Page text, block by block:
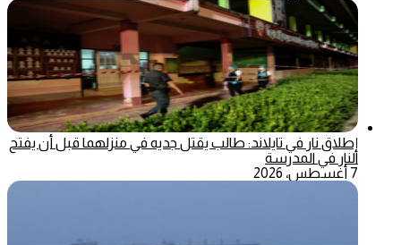
إطلاق نار في تايلاند: طالب يقتل جديه في منزلهما قبل أن يفتح
النار في المدرسة
7 أغسطس، 2026